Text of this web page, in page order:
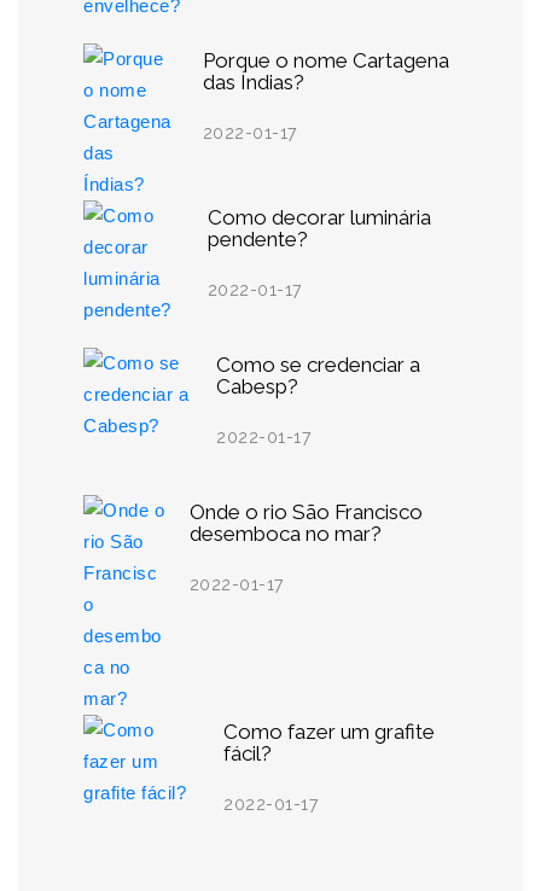
Porque o nome Cartagena
das Índias?
2022-01-17
Como decorar luminária
pendente?
2022-01-17
Como se credenciar a
Cabesp?
2022-01-17
Onde o rio São Francisco
desemboca no mar?
2022-01-17
Como fazer um grafite
fácil?
2022-01-17